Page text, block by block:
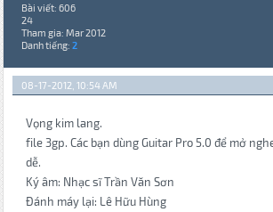
Bài viết: 606
24
Tham gia: Mar 2012
Danh tiếng: 2
08-17-2012, 10:54 AM
Vọng kim lang.
file 3gp. Các bạn dùng Guitar Pro 5.0 để mở
dễ.
Ký âm: Nhạc sĩ Trần Văn Sơn
Đánh máy lại: Lê Hữu Hùng